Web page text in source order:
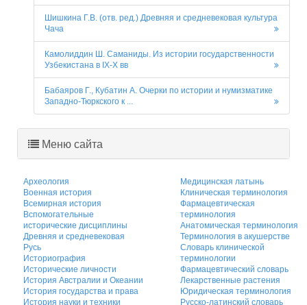
Шишкина Г.В. (отв. ред.) Древняя и средневековая культура
Чача
Камолиддин Ш. Саманиды. Из истории государственности
Узбекистана в IX-X вв
Бабаяров Г., Кубатин А. Очерки по истории и нумизматике
Западно-Тюркского к ...
Меню сайта
Археология
Военная история
Всемирная история
Вспомогательные
исторические дисциплины
Древняя и средневековая
Русь
Историография
Исторические личности
История Австралии и Океании
История государства и права
История науки и техники
Медицинская латынь
Клиническая терминология
Фармацевтическая
терминология
Анатомическая терминология
Терминология в акушерстве
Словарь клинической
терминологии
Фармацевтический словарь
Лекарственные растения
Юридическая терминология
Русско-латинский словарь